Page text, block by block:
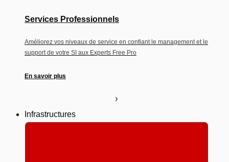
Services Professionnels
Améliorez vos niveaux de service en confiant le management et le
support de votre SI aux Experts Free Pro
En savoir plus
Infrastructures